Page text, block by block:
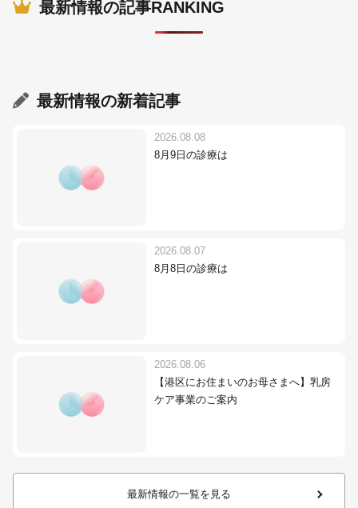
最新情報の記事RANKING
最新情報の新着記事
2026.08.08
8月9日の診療は
2026.08.07
8月8日の診療は
2026.08.06
【港区にお住まいのお母さまへ】乳房
ケア事業のご案内
最新情報の一覧を見る